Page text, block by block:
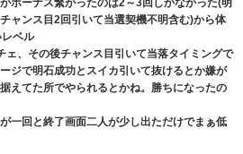
ボーナス繋がったのは2～3回しかなかった(明
ャンス目2回引いて当選契機不明含む)から体
ベル
ェ、その後チャンス目引いて当落タイミングで
ジで明石成功とスイカ引いて抜けるとか嫌が
えてた所でやられるとかね。勝ちになったの
一回と終了画面二人が少し出ただけでまぁ低